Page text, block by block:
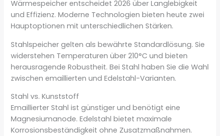
Wärmespeicher entscheidet 2026 über Langlebigkeit
und Effizienz. Moderne Technologien bieten heute zwei
Hauptoptionen mit unterschiedlichen Stärken.
Stahlspeicher gelten als bewährte Standardlösung. Sie
widerstehen Temperaturen über 210°C und bieten
herausragende Robustheit. Bei Stahl haben Sie die Wahl
zwischen emaillierten und Edelstahl-Varianten.
Stahl vs. Kunststoff
Emaillierter Stahl ist günstiger und benötigt eine
Magnesiumanode. Edelstahl bietet maximale
Korrosionsbeständigkeit ohne Zusatzmaßnahmen.